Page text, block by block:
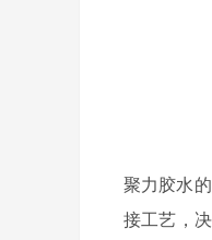
聚力胶水
接工艺，